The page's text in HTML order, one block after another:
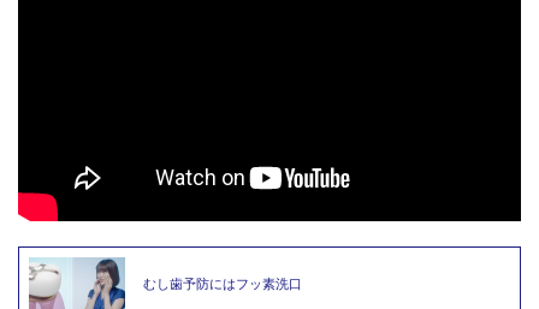
むし歯予防にはフッ素洗口